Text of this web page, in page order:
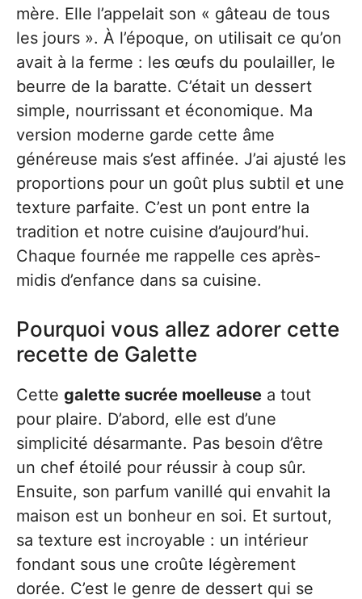
mère. Elle l’appelait son « gâteau de tous
les jours ». À l’époque, on utilisait ce qu’on
avait à la ferme : les œufs du poulailler, le
beurre de la baratte. C’était un dessert
simple, nourrissant et économique. Ma
version moderne garde cette âme
généreuse mais s’est affinée. J’ai ajusté les
proportions pour un goût plus subtil et une
texture parfaite. C’est un pont entre la
tradition et notre cuisine d’aujourd’hui.
Chaque fournée me rappelle ces après-
midis d’enfance dans sa cuisine.
Pourquoi vous allez adorer cette
recette de Galette
Cette galette sucrée moelleuse a tout
pour plaire. D’abord, elle est d’une
simplicité désarmante. Pas besoin d’être
un chef étoilé pour réussir à coup sûr.
Ensuite, son parfum vanillé qui envahit la
maison est un bonheur en soi. Et surtout,
sa texture est incroyable : un intérieur
fondant sous une croûte légèrement
dorée. C’est le genre de dessert qui se